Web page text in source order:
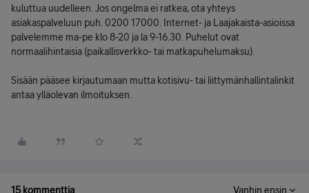
kuluttua uudelleen. Jos ongelma ei ratkea, ota yhteys
asiakaspalveluun puh. 0200 17000. Internet- ja Laajakaista-asioissa
palvelemme ma-pe klo 8-20 ja la 9-16.30. Puhelut ovat
normaalihintaisia (paikallisverkko- tai matkapuhelumaksu).
Sisään pääsee kirjautumaan mutta kotisivu- tai liittymänhallintalinkit
antaa ylläolevan ilmoituksen.
15 kommenttia Vanhin ensin